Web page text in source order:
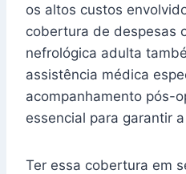
os altos custos
cobertura de despesas
nefrológica adulta
assistência médica
acompanhamento pós-
essencial para garantir
Ter essa cobertura em